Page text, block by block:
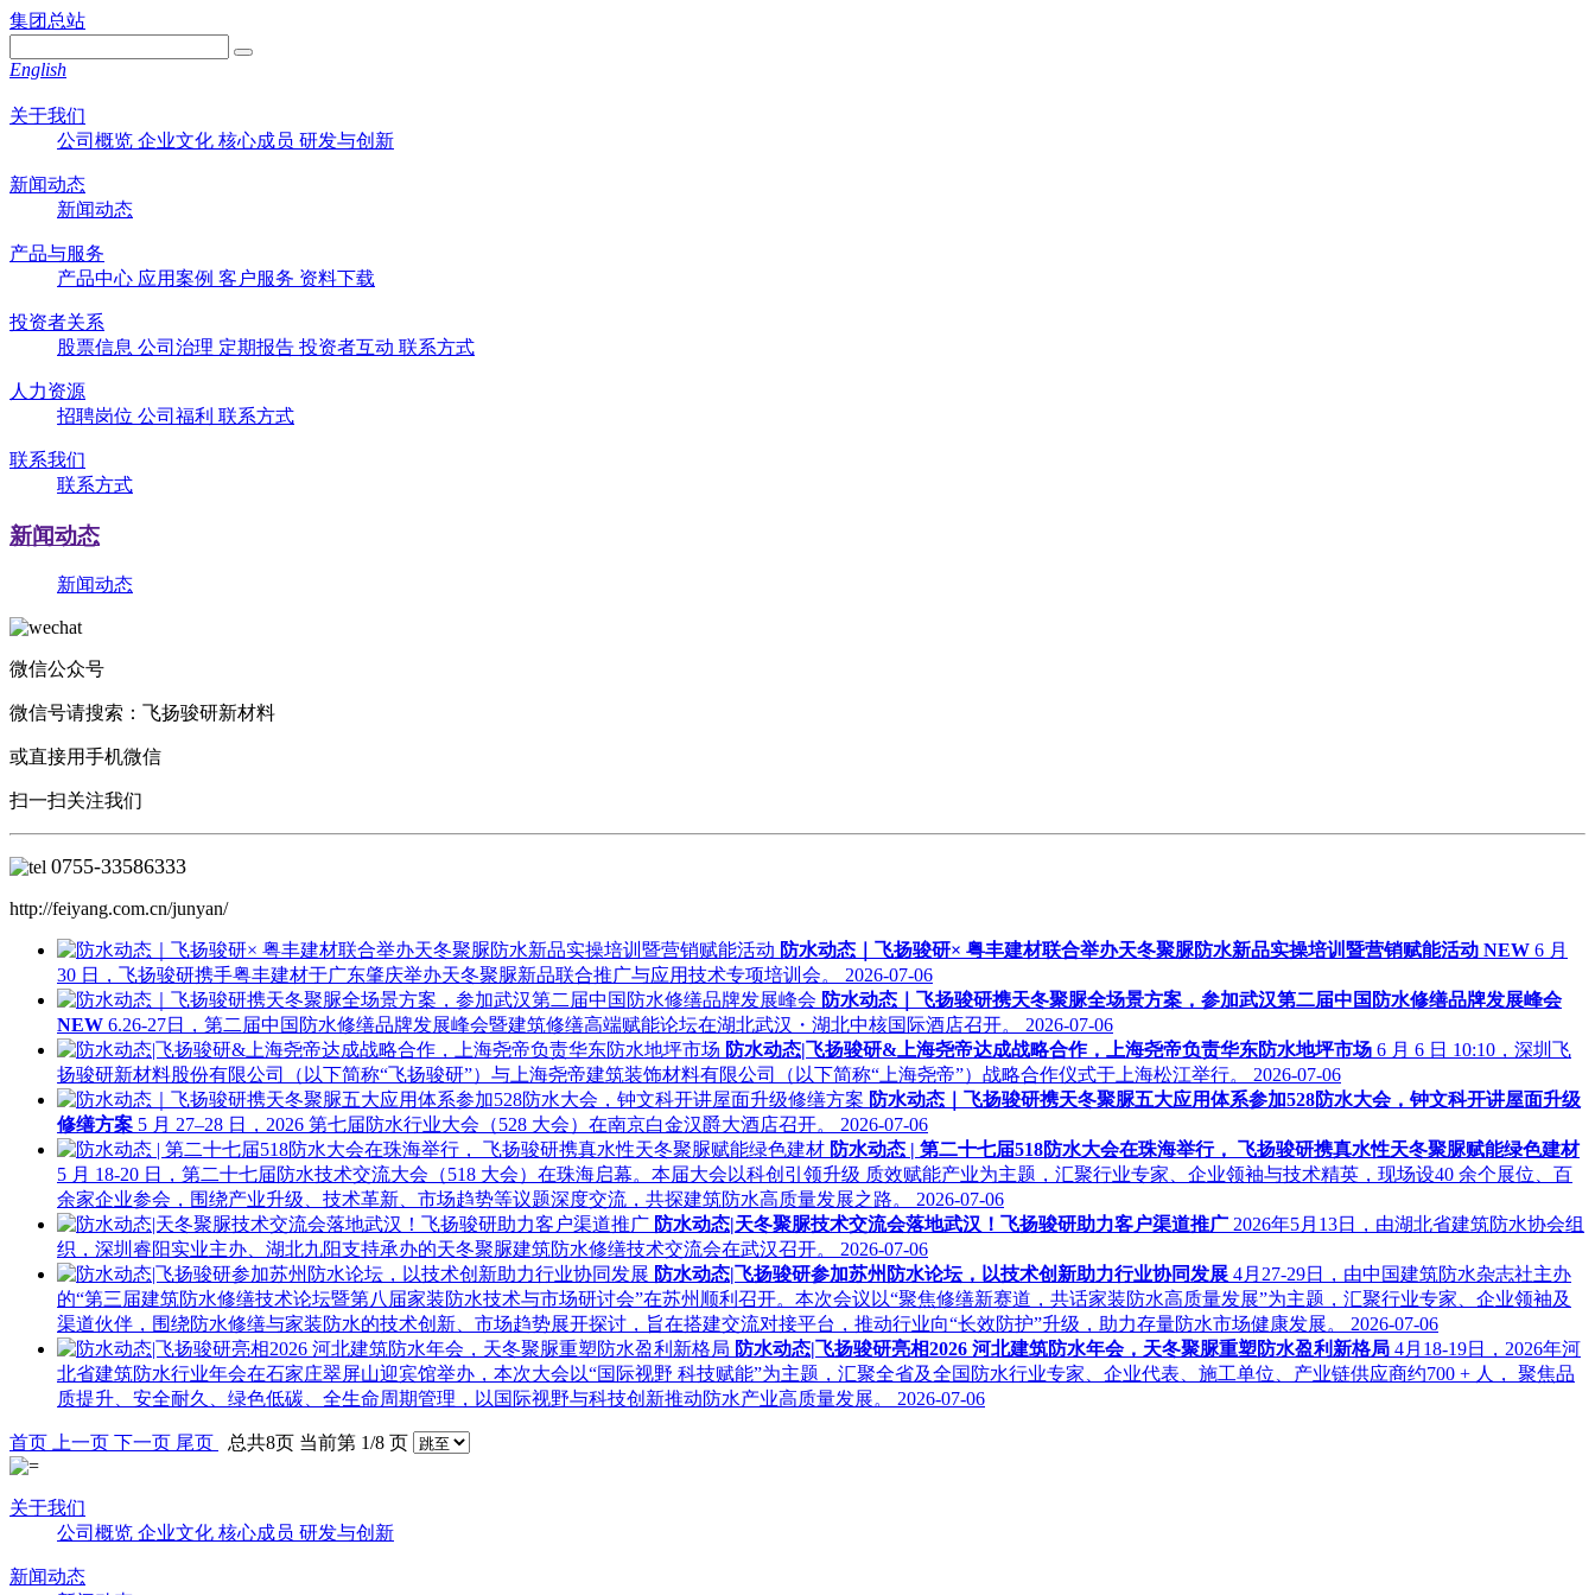
集团总站
English
关于我们
公司概览 企业文化 核心成员 研发与创新
新闻动态
新闻动态
产品与服务
产品中心 应用案例 客户服务 资料下载
投资者关系
股票信息 公司治理 定期报告 投资者互动 联系方式
人力资源
招聘岗位 公司福利 联系方式
联系我们
联系方式
新闻动态
新闻动态
微信公众号
微信号请搜索：飞扬骏研新材料
或直接用手机微信
扫一扫关注我们
0755-33586333
http://feiyang.com.cn/junyan/
防水动态｜飞扬骏研× 粤丰建材联合举办天冬聚脲防水新品实操培训暨营销赋能活动 NEW 6 月
30 日，飞扬骏研携手粤丰建材于广东肇庆举办天冬聚脲新品联合推广与应用技术专项培训会。 2026-07-06
防水动态｜飞扬骏研携天冬聚脲全场景方案，参加武汉第二届中国防水修缮品牌发展峰会
NEW 6.26-27日，第二届中国防水修缮品牌发展峰会暨建筑修缮高端赋能论坛在湖北武汉・湖北中核国际酒店召开。 2026-07-06
防水动态|飞扬骏研&上海尧帝达成战略合作，上海尧帝负责华东防水地坪市场 6 月 6 日 10:10，深圳飞
扬骏研新材料股份有限公司（以下简称“飞扬骏研”）与上海尧帝建筑装饰材料有限公司（以下简称“上海尧帝”）战略合作仪式于上海松江举行。 2026-07-06
防水动态｜飞扬骏研携天冬聚脲五大应用体系参加528防水大会，钟文科开讲屋面升级
修缮方案 5 月 27–28 日，2026 第七届防水行业大会（528 大会）在南京白金汉爵大酒店召开。 2026-07-06
防水动态 | 第二十七届518防水大会在珠海举行， 飞扬骏研携真水性天冬聚脲赋能绿色建材
5 月 18-20 日，第二十七届防水技术交流大会（518 大会）在珠海启幕。本届大会以科创引领升级 质效赋能产业为主题，汇聚行业专家、企业领袖与技术精英，现场设40 余个展位、百
余家企业参会，围绕产业升级、技术革新、市场趋势等议题深度交流，共探建筑防水高质量发展之路。 2026-07-06
防水动态|天冬聚脲技术交流会落地武汉！飞扬骏研助力客户渠道推广 2026年5月13日，由湖北省建筑防水协会组
织，深圳睿阳实业主办、湖北九阳支持承办的天冬聚脲建筑防水修缮技术交流会在武汉召开。 2026-07-06
防水动态|飞扬骏研参加苏州防水论坛，以技术创新助力行业协同发展 4月27-29日，由中国建筑防水杂志社主办
的“第三届建筑防水修缮技术论坛暨第八届家装防水技术与市场研讨会”在苏州顺利召开。本次会议以“聚焦修缮新赛道，共话家装防水高质量发展”为主题，汇聚行业专家、企业领袖及
渠道伙伴，围绕防水修缮与家装防水的技术创新、市场趋势展开探讨，旨在搭建交流对接平台，推动行业向“长效防护”升级，助力存量防水市场健康发展。 2026-07-06
防水动态|飞扬骏研亮相2026 河北建筑防水年会，天冬聚脲重塑防水盈利新格局 4月18-19日，2026年河
北省建筑防水行业年会在石家庄翠屏山迎宾馆举办，本次大会以“国际视野 科技赋能”为主题，汇聚全省及全国防水行业专家、企业代表、施工单位、产业链供应商约700 + 人， 聚焦品
质提升、安全耐久、绿色低碳、全生命周期管理，以国际视野与科技创新推动防水产业高质量发展。 2026-07-06
首页 上一页 下一页 尾页 总共8页 当前第 1/8 页
关于我们
公司概览 企业文化 核心成员 研发与创新
新闻动态